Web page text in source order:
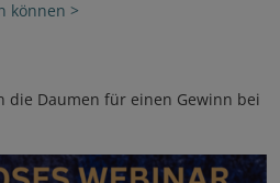
können >
die Daumen für einen Gewinn bei